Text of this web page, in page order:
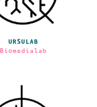
URSULAB
Biomedialab